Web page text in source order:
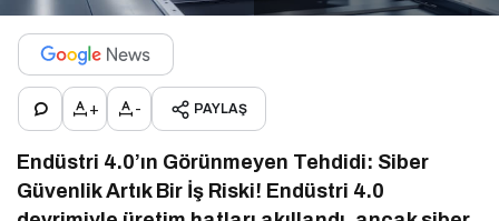
+ - PAYLAŞ
Endüstri 4.0’ın Görünmeyen Tehdidi: Siber
Güvenlik Artık Bir İş Riski! Endüstri 4.0